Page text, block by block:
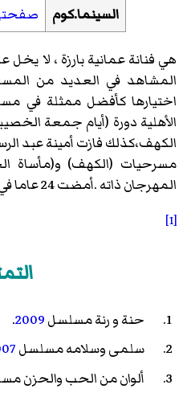
السينما.كوم
هي فنانة عمانية بارزة ، لا
المشاهد في العديد من
اختيارها كأفضل ممثلة في
الأهلية دورة (أيام جمعة
الكهف،كذلك فازت أمينة عبد
مسرحيات (الكهف) و(مأساة
المهرجان ذاته .أمضت 24 عاما في الإذاعة كمخرجة برامج .
[1]
حنة و رنةمسلسل2009
.
سلمى وسلامهمسلسل
ألوان من الحب والحزن